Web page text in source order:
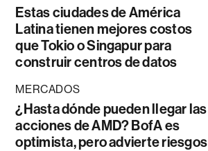
Estas ciudades de América
Latina tienen mejores costos
que Tokio o Singapur para
construir centros de datos
MERCADOS
¿Hasta dónde pueden llegar las
acciones de AMD? BofA es
optimista, pero advierte riesgos